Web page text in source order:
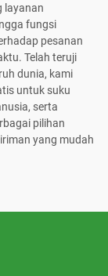
layanan
fungsi
pesanan
Telah teruji
dunia, kami
untuk suku
serta
pilihan
yang mudah